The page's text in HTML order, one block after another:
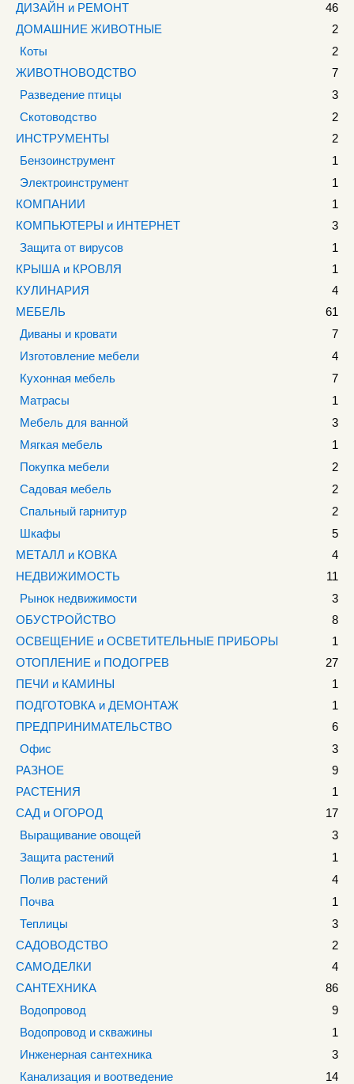
ДИЗАЙН и РЕМОНТ
46
ДОМАШНИЕ ЖИВОТНЫЕ
2
Коты
2
ЖИВОТНОВОДСТВО
7
Разведение птицы
3
Скотоводство
2
ИНСТРУМЕНТЫ
2
Бензоинструмент
1
Электроинструмент
1
КОМПАНИИ
1
КОМПЬЮТЕРЫ и ИНТЕРНЕТ
3
Защита от вирусов
1
КРЫША и КРОВЛЯ
1
КУЛИНАРИЯ
4
МЕБЕЛЬ
61
Диваны и кровати
7
Изготовление мебели
4
Кухонная мебель
7
Матрасы
1
Мебель для ванной
3
Мягкая мебель
1
Покупка мебели
2
Садовая мебель
2
Спальный гарнитур
2
Шкафы
5
МЕТАЛЛ и КОВКА
4
НЕДВИЖИМОСТЬ
11
Рынок недвижимости
3
ОБУСТРОЙСТВО
8
ОСВЕЩЕНИЕ и ОСВЕТИТЕЛЬНЫЕ ПРИБОРЫ
1
ОТОПЛЕНИЕ и ПОДОГРЕВ
27
ПЕЧИ и КАМИНЫ
1
ПОДГОТОВКА и ДЕМОНТАЖ
1
ПРЕДПРИНИМАТЕЛЬСТВО
6
Офис
3
РАЗНОЕ
9
РАСТЕНИЯ
1
САД и ОГОРОД
17
Выращивание овощей
3
Защита растений
1
Полив растений
4
Почва
1
Теплицы
3
САДОВОДСТВО
2
САМОДЕЛКИ
4
САНТЕХНИКА
86
Водопровод
9
Водопровод и скважины
1
Инженерная сантехника
3
Канализация и воотведение
14